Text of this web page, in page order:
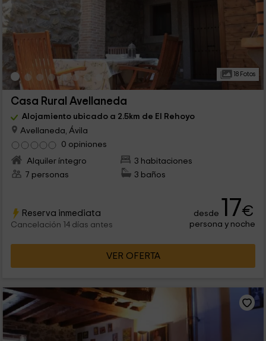
18 Fotos
Casa Rural Avellaneda
Alojamiento ubicado a 2.5km de El Rehoyo
Avellaneda, Ávila
0 opiniones
Alquiler íntegro
3 habitaciones
7 personas
3 baños
Reserva inmediata
Cancelación 14 días antes
desde 17€
persona y noche
VER OFERTA